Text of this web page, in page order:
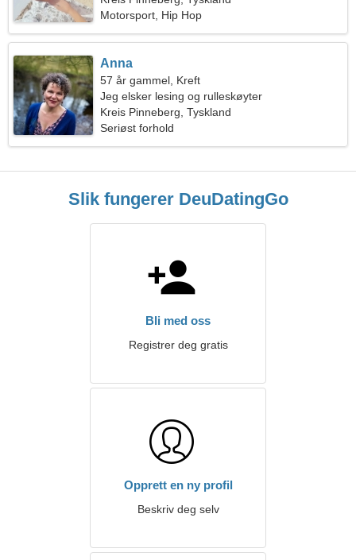
Motorsport, Hip Hop
Anna
57 år gammel, Kreft
Jeg elsker lesing og rulleskøyter
Kreis Pinneberg, Tyskland
Seriøst forhold
Slik fungerer DeuDatingGo
Bli med oss
Registrer deg gratis
Opprett en ny profil
Beskriv deg selv